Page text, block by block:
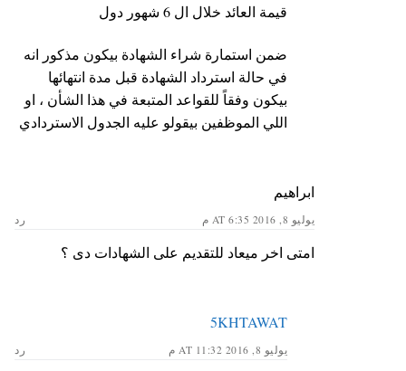
قيمة العائد خلال ال 6 شهور دول
ضمن استمارة شراء الشهادة بيكون مذكور انه
في حالة استرداد الشهادة قبل مدة انتهائها
بيكون وفقاً للقواعد المتبعة في هذا الشأن ، او
اللي الموظفين بيقولو عليه الجدول الاستردادي
ابراهيم
يوليو 8, 2016 AT 6:35 م رد
امتى اخر ميعاد للتقديم على الشهادات دى ؟
5KHTAWAT
يوليو 8, 2016 AT 11:32 م رد